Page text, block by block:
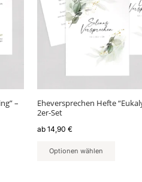
–
Eheversprechen Hefte
2er-Set
ab 14,90 €
Optionen wählen
auf.
Die
Optionen
können
werden